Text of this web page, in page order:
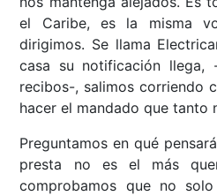
el Caribe, es la misma
dirigimos. Se llama
casa su notificación llega,
recibos-, salimos corriendo
hacer el mandado que tanto
Preguntamos en qué
presta no es el más
comprobamos que no